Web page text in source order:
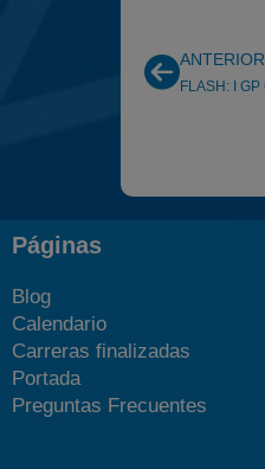
ANTERIOR
FLASH: I
Páginas
Blog
Calendario
Carreras finalizadas
Portada
Preguntas Frecuentes